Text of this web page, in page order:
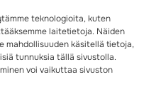
teknologioita, kuten
laitetietoja. Näiden
mahdollisuuden käsitellä tietoja,
tunnuksia tällä sivustolla.
voi vaikuttaa sivuston
10, 00380 Helsinki, Finland